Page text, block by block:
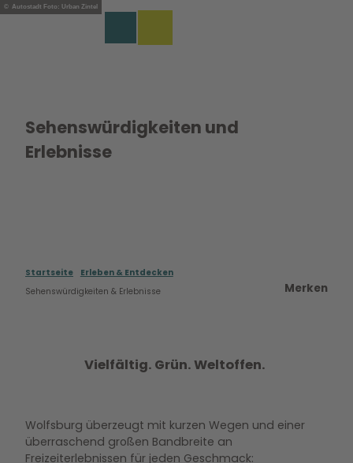
Z© Autostadt Foto: Urban Zintel
Sehenswürdigkeiten und
Erlebnisse
Startseite
Erleben & Entdecken
Sehenswürdigkeiten & Erlebnisse
Merken
Vielfältig. Grün. Weltoffen.
Wolfsburg überzeugt mit kurzen Wegen und einer
überraschend großen Bandbreite an
Freizeiterlebnissen für jeden Geschmack: